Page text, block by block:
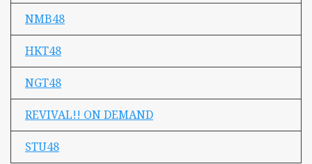
NMB48
HKT48
NGT48
REVIVAL!! ON DEMAND
STU48